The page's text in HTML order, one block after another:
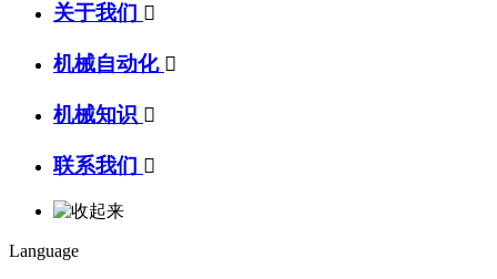
关于我们 
机械自动化 
机械知识 
联系我们 
Language